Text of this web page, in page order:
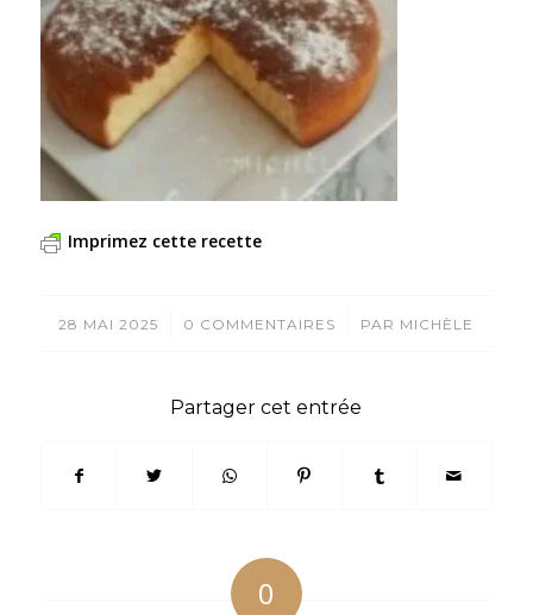
Imprimez cette recette
28 MAI 2025
/ 0 COMMENTAIRES
/ PAR MICHÈLE
Partager cet entrée
0